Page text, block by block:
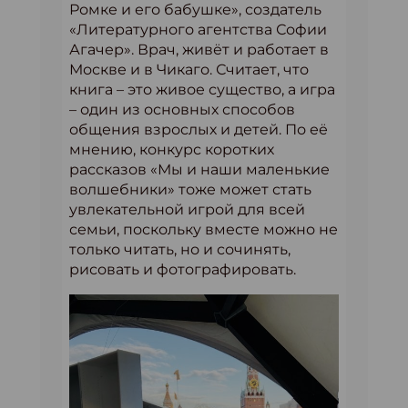
Ромке и его бабушке», создатель
«Литературного агентства Софии
Агачер». Врач, живёт и работает в
Москве и в Чикаго. Считает, что
книга – это живое существо, а игра
– один из основных способов
общения взрослых и детей. По её
мнению, конкурс коротких
рассказов «Мы и наши маленькие
волшебники» тоже может стать
увлекательной игрой для всей
семьи, поскольку вместе можно не
только читать, но и сочинять,
рисовать и фотографировать.